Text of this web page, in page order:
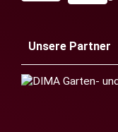
Unsere Partner